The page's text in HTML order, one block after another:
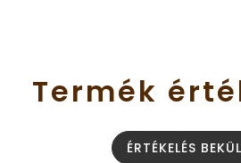
Termék
ÉRTÉKELÉS